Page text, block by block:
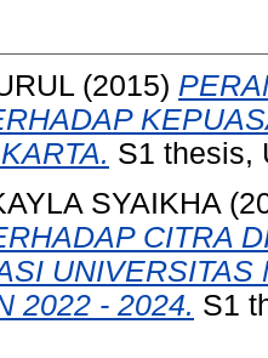
(2015)
S1 thesis,
SYAIKHA
CITRA
2022 - 2024. S1